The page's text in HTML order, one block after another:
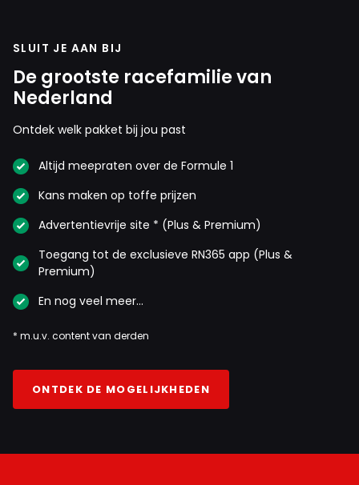
SLUIT JE AAN BIJ
De grootste racefamilie van
Nederland
Ontdek welk pakket bij jou past
Altijd meepraten over de Formule 1
Kans maken op toffe prijzen
Advertentievrije site * (Plus & Premium)
Toegang tot de exclusieve RN365 app (Plus &
Premium)
En nog veel meer…
* m.u.v. content van derden
ONTDEK DE MOGELIJKHEDEN